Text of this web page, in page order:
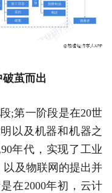
茧而出
;第一阶段是在20世
以及机器和机器之
年代，实现了工业
以及物联网的提出并
在2000年初，云计